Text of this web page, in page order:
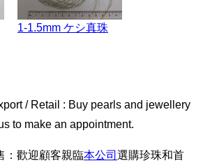
1-1.5mm ケシ真珠
to make an appointment.
：歡迎顧客親臨本公司 選購珍珠和首